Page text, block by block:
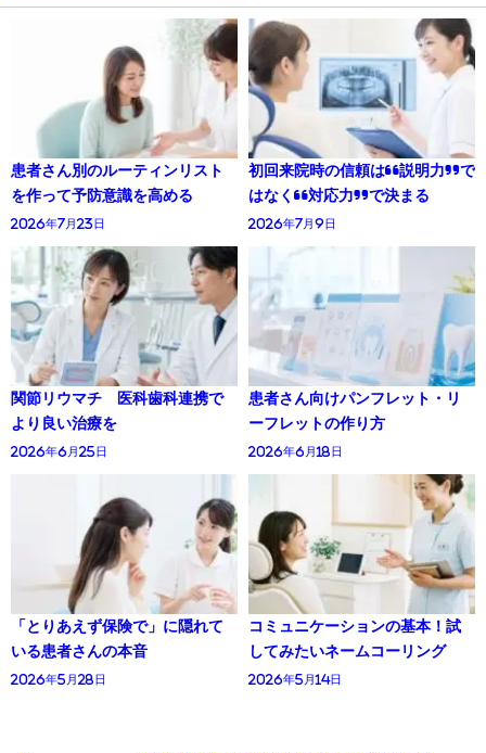
患者さん別のルーティンリスト
を作って予防意識を高める
2026年7月23日
初回来院時の信頼は“説明力”で
はなく“対応力”で決まる
2026年7月9日
関節リウマチ 医科歯科連携で
より良い治療を
2026年6月25日
患者さん向けパンフレット・リ
ーフレットの作り方
2026年6月18日
「とりあえず保険で」に隠れて
いる患者さんの本音
2026年5月28日
コミュニケーションの基本！試
してみたいネームコーリング
2026年5月14日